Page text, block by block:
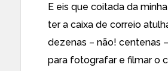
E eis que coitada da
ter a caixa de correio
dezenas – não! centenas
para fotografar e filmar o